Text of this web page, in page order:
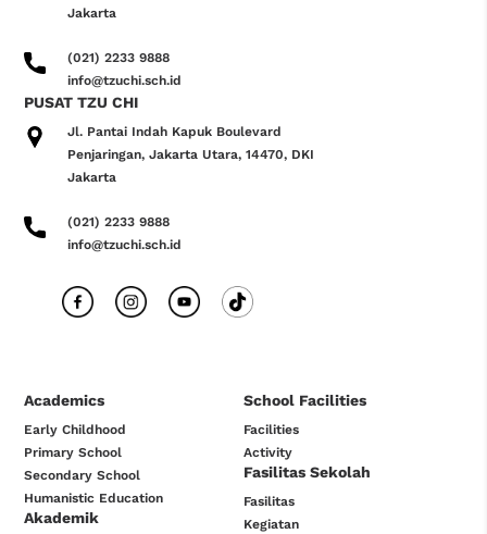
Jakarta
(021) 2233 9888
info@tzuchi.sch.id
PUSAT TZU CHI
Jl. Pantai Indah Kapuk Boulevard
Penjaringan, Jakarta Utara, 14470, DKI
Jakarta
(021) 2233 9888
info@tzuchi.sch.id
Academics
Early Childhood
Primary School
Secondary School
Humanistic Education
Akademik
School Facilities
Facilities
Activity
Fasilitas Sekolah
Fasilitas
Kegiatan